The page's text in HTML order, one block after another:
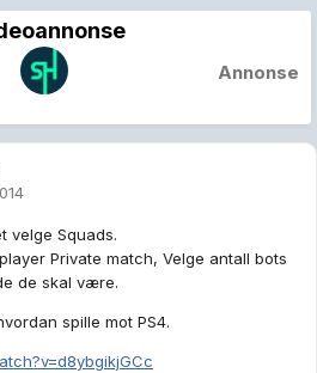
Annonse
velge Squads.
Private match, Velge antall bots
de skal være.
spille mot PS4.